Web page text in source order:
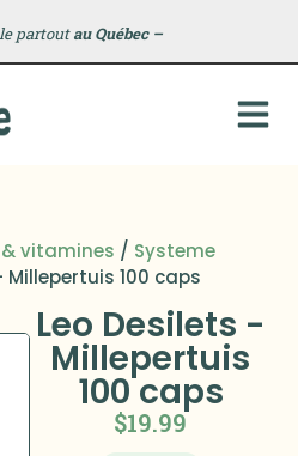
partoutau Québec –
vitamines / Systeme
Millepertuis 100 caps
Leo Desilets -
Millepertuis
100 caps
$19.99